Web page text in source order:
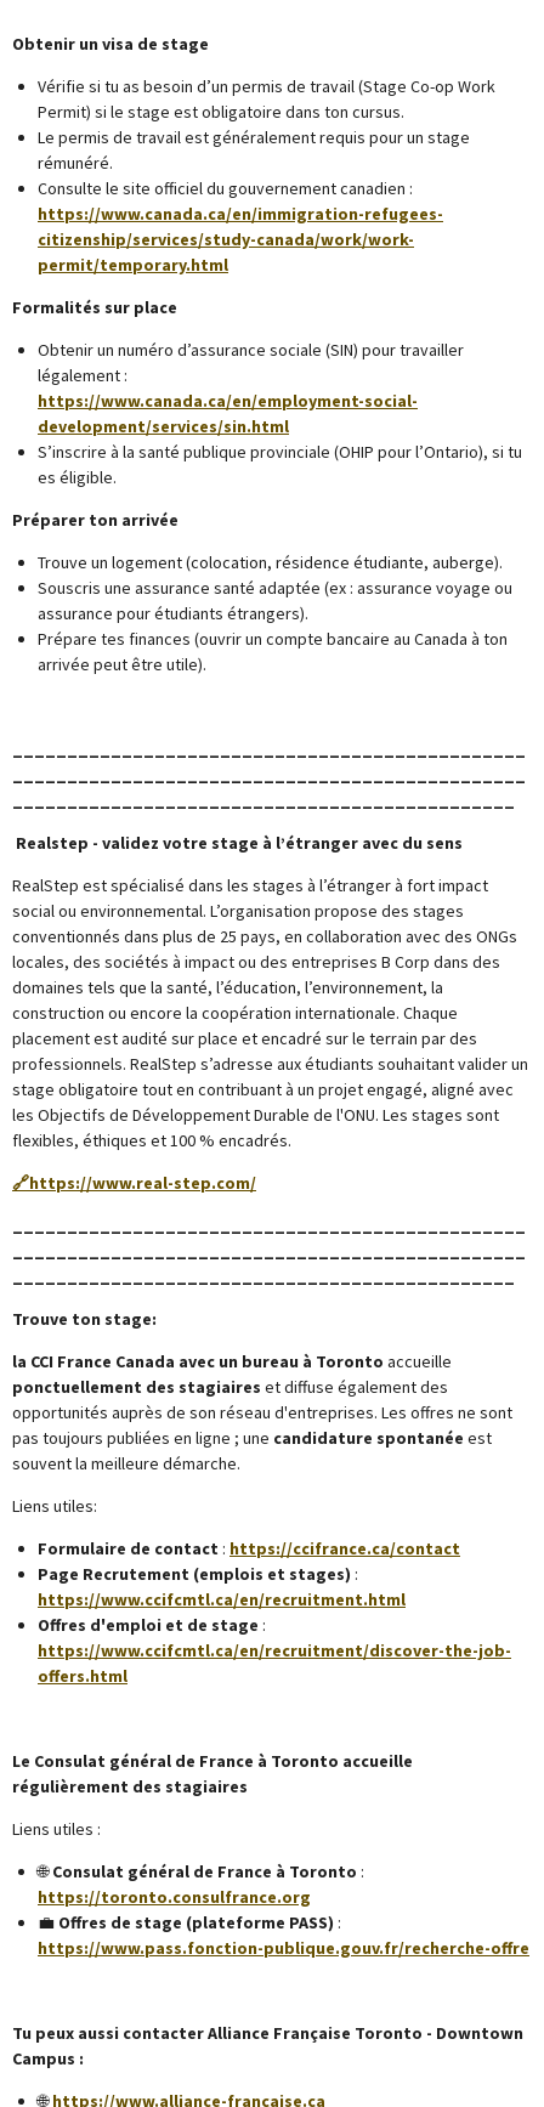
Obtenir un visa de stage
Vérifie si tu as besoin d’un permis de travail (Stage Co-op Work
Permit) si le stage est obligatoire dans ton cursus.
Le permis de travail est généralement requis pour un stage
rémunéré.
Consulte le site officiel du gouvernement canadien :
https://www.canada.ca/en/immigration-refugees-
citizenship/services/study-canada/work/work-
permit/temporary.html
Formalités sur place
Obtenir un numéro d’assurance sociale (SIN) pour travailler
légalement :
https://www.canada.ca/en/employment-social-
development/services/sin.html
S’inscrire à la santé publique provinciale (OHIP pour l’Ontario), si tu
es éligible.
Préparer ton arrivée
Trouve un logement (colocation, résidence étudiante, auberge).
Souscris une assurance santé adaptée (ex : assurance voyage ou
assurance pour étudiants étrangers).
Prépare tes finances (ouvrir un compte bancaire au Canada à ton
arrivée peut être utile).
Realstep - validez votre stage à l’étranger avec du sens
RealStep est spécialisé dans les stages à l’étranger à fort impact
social ou environnemental. L’organisation propose des stages
conventionnés dans plus de 25 pays, en collaboration avec des ONGs
locales, des sociétés à impact ou des entreprises B Corp dans des
domaines tels que la santé, l’éducation, l’environnement, la
construction ou encore la coopération internationale. Chaque
placement est audité sur place et encadré sur le terrain par des
professionnels. RealStep s’adresse aux étudiants souhaitant valider un
stage obligatoire tout en contribuant à un projet engagé, aligné avec
les Objectifs de Développement Durable de l'ONU. Les stages sont
flexibles, éthiques et 100 % encadrés.
🔗https://www.real-step.com/
Trouve ton stage:
la CCI France Canada avec un bureau à Toronto accueille
ponctuellement des stagiaires et diffuse également des
opportunités auprès de son réseau d'entreprises. Les offres ne sont
pas toujours publiées en ligne ; une candidature spontanée est
souvent la meilleure démarche.
Liens utiles:
Formulaire de contact : https://ccifrance.ca/contact
Page Recrutement (emplois et stages) :
https://www.ccifcmtl.ca/en/recruitment.html
Offres d'emploi et de stage :
https://www.ccifcmtl.ca/en/recruitment/discover-the-job-
offers.html
Le Consulat général de France à Toronto accueille
régulièrement des stagiaires
Liens utiles :
🌐Consulat général de France à Toronto :
https://toronto.consulfrance.org
💼 Offres de stage (plateforme PASS) :
https://www.pass.fonction-publique.gouv.fr/recherche-offre
Tu peux aussi contacter Alliance Française Toronto - Downtown
Campus :
🌐 https://www.alliance-francaise.ca